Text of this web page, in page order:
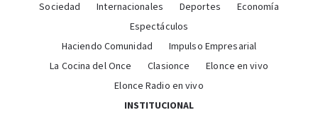
Sociedad
Internacionales Deportes
Economía
Espectáculos
Haciendo Comunidad
Impulso Empresarial
La Cocina del Once
Clasionce
Elonce en vivo
Elonce Radio en vivo
INSTITUCIONAL